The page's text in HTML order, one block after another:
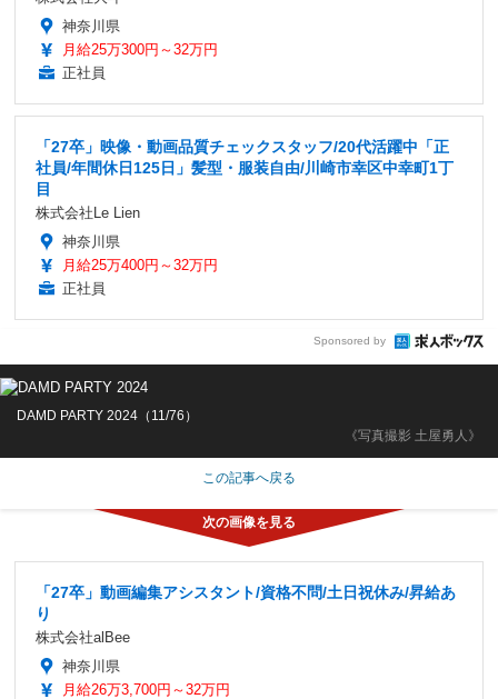
神奈川県
月給25万300円～32万円
正社員
「27卒」映像・動画品質チェックスタッフ/20代活躍中「正
社員/年間休日125日」髪型・服装自由/川崎市幸区中幸町1丁
目
株式会社Le Lien
神奈川県
月給25万400円～32万円
正社員
Sponsored by
《写真撮影 土屋勇人》
DAMD PARTY 2024（11/76）
この記事へ戻る
「27卒」動画編集アシスタント/資格不問/土日祝休み/昇給あ
り
株式会社alBee
神奈川県
月給26万3,700円～32万円